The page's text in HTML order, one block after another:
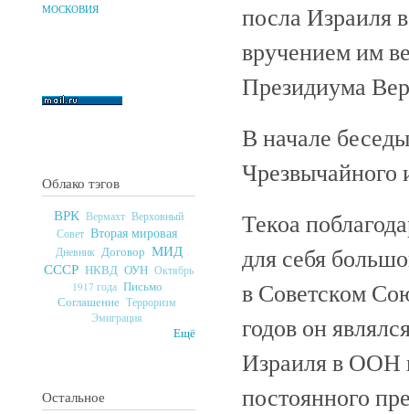
МОСКОВИЯ
Облако тэгов
ВРК Вермахт Верховный
Совет Вторая мировая
Дневник Договор МИД
СССР НКВД ОУН Октябрь
1917 года Письмо
Соглашение Терроризм
Эмиграция
Ещё
Остальное
посла Израиля
вручением им
Президиума
В начале
Текоа
для себя
в Советском
годов он
Израиля в ООН
постоянного